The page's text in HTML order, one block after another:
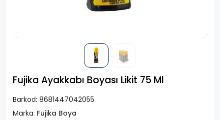
Fujika Ayakkabı Boyası Likit 75 Ml
Barkod: 8681447042055
Marka: Fujika Boya